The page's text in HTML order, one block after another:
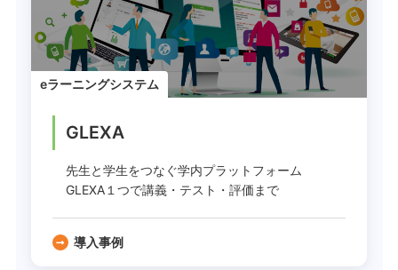
eラーニングシステム
GLEXA
先生と学生をつなぐ学内プラットフォーム
GLEXA１つで講義・テスト・評価まで
導入事例